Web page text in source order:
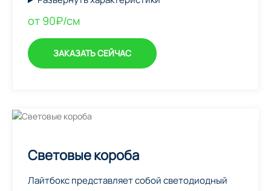
от 90₽/см
ЗАКАЗАТЬ СЕЙЧАС
Световые короба
Лайтбокс представляет собой светодиодный